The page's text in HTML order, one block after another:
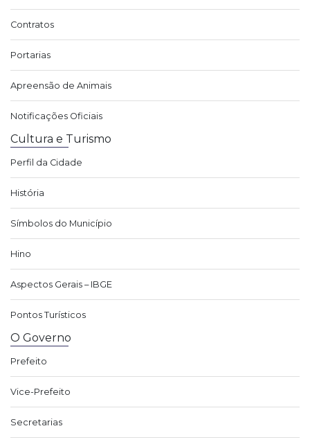
Contratos
Portarias
Apreensão de Animais
Notificações Oficiais
Cultura e Turismo
Perfil da Cidade
História
Símbolos do Município
Hino
Aspectos Gerais – IBGE
Pontos Turísticos
O Governo
Prefeito
Vice-Prefeito
Secretarias